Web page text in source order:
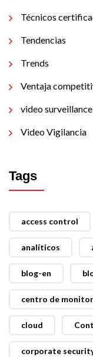
Técnicos
Tendencias
Trends
Ventaja
video surveillance
Video Vigilancia
Tags
access control
analíticos
blog-en
centro de
cloud
corporate